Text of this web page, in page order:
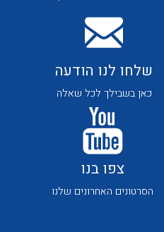
שלחו לנו הודעה
כאן בשבילך לכל שאלה
צפו בנו
הסרטונים האחרונים שלנו